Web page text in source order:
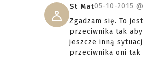
St Mat05-10-2015 @
Zgadzam się. To
przeciwnika tak
jeszcze inną
przeciwnika oni tak